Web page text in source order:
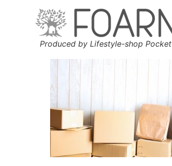
Produced by Lifestyle-shop Pocket